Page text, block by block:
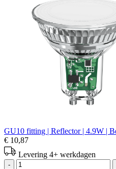
GU10 fitting | Reflector | 4.9W |
€ 10,87
Levering 4+ werkdagen
-